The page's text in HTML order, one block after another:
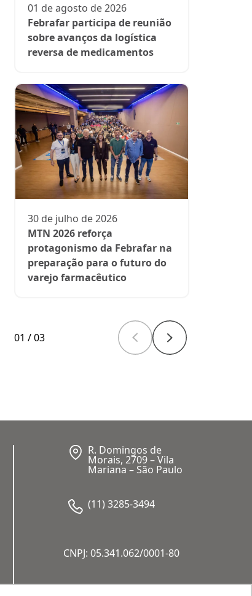
01 de agosto de 2026
Febrafar participa de reunião
sobre avanços da logística
reversa de medicamentos
30 de julho de 2026
MTN 2026 reforça
protagonismo da Febrafar na
preparação para o futuro do
varejo farmacêutico
01 /03
R. Domingos de
Morais, 2709 – Vila
Mariana – São Paulo
(11) 3285-3494
CNPJ: 05.341.062/0001-80